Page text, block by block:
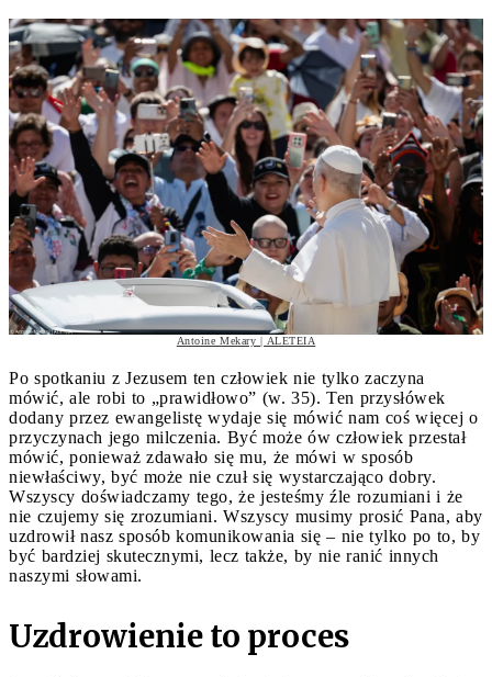
Antoine Mekary | ALETEIA
Po spotkaniu z Jezusem ten człowiek nie tylko zaczyna
mówić, ale robi to „prawidłowo” (w. 35). Ten przysłówek
dodany przez ewangelistę wydaje się mówić nam coś więcej o
przyczynach jego milczenia. Być może ów człowiek przestał
mówić, ponieważ zdawało się mu, że mówi w sposób
niewłaściwy, być może nie czuł się wystarczająco dobry.
Wszyscy doświadczamy tego, że jesteśmy źle rozumiani i że
nie czujemy się zrozumiani. Wszyscy musimy prosić Pana, aby
uzdrowił nasz sposób komunikowania się – nie tylko po to, by
być bardziej skutecznymi, lecz także, by nie ranić innych
naszymi słowami.
Uzdrowienie to proces